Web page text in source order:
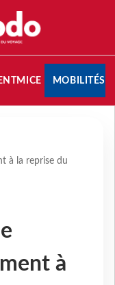
MICE MOBILITÉS
à la reprise du
à